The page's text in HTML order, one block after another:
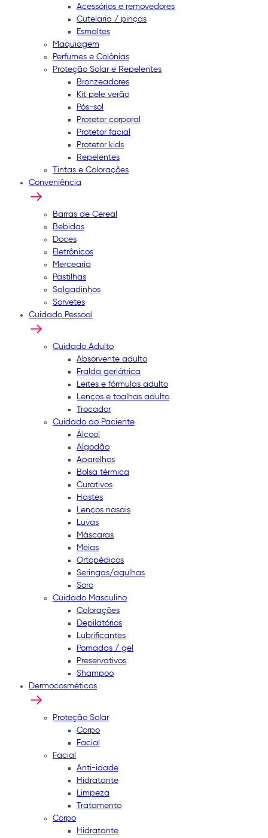
Acessórios e removedores
Cutelaria / pinças
Esmaltes
Maquiagem
Perfumes e Colônias
Proteção Solar e Repelentes
Bronzeadores
Kit pele verão
Pós-sol
Protetor corporal
Protetor facial
Protetor kids
Repelentes
Tintas e Colorações
Conveniência
Barras de Cereal
Bebidas
Doces
Eletrônicos
Mercearia
Pastilhas
Salgadinhos
Sorvetes
Cuidado Pessoal
Cuidado Adulto
Absorvente adulto
Fralda geriátrica
Leites e fórmulas adulto
Lenços e toalhas adulto
Trocador
Cuidado ao Paciente
Álcool
Algodão
Aparelhos
Bolsa térmica
Curativos
Hastes
Lenços nasais
Luvas
Máscaras
Meias
Ortopédicos
Seringas/agulhas
Soro
Cuidado Masculino
Colorações
Depilatórios
Lubrificantes
Pomadas / gel
Preservativos
Shampoo
Dermocosméticos
Proteção Solar
Corpo
Facial
Facial
Anti-idade
Hidratante
Limpeza
Tratamento
Corpo
Hidratante